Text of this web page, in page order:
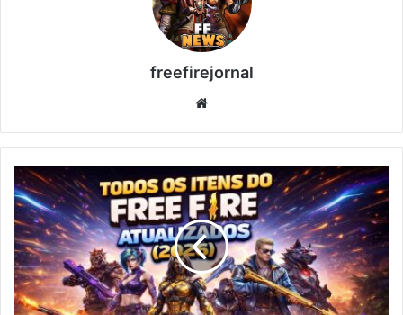
freefirejornal
Todos
los
Objetos
de
Free
Fire
Actualizados
(2026)